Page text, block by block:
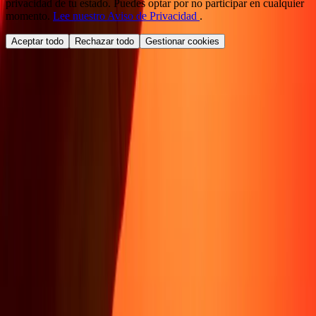
privacidad de tu estado. Puedes optar por no participar en cualquier
momento. Lee nuestro Aviso de Privacidad .
Aceptar todo Rechazar todo Gestionar cookies